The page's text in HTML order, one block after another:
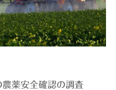
薬安全確認の調査